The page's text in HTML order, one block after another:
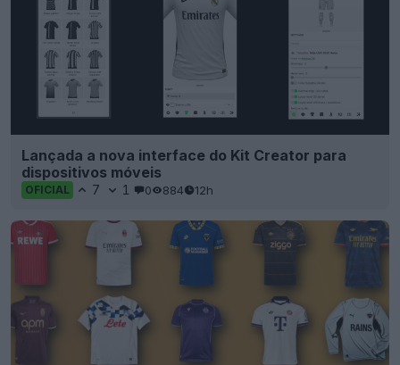
Lançada a nova interface do Kit Creator para
dispositivos móveis
OFICIAL 7 1 0 884 12h